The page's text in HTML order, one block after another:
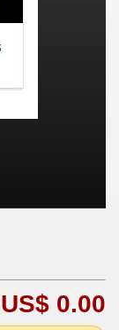
US$ 0.00